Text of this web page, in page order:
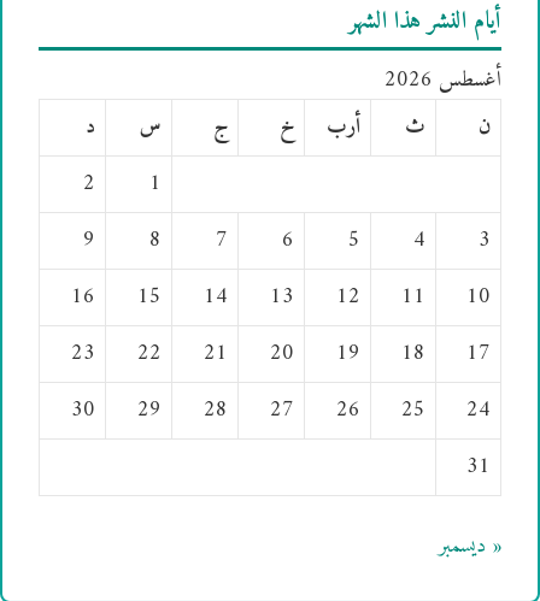
أيام النشر هذا الشهر
أغسطس 2026
ن
ث أرب خ ج س
د
1
2
3
4
5
6
7
8
9
10
11
12
13
14
15
16
17
18
19
20
21
22
23
24
25
26
27
28
29
30
31
« ديسمبر